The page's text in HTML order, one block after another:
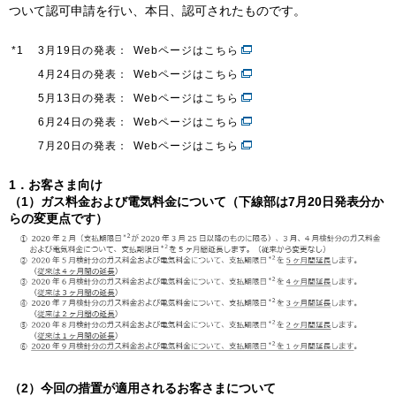
企業情報
ご家庭のお客さま
業務用・産業用のお客さま
IR情報
採用情報
プレスリリース
ついて認可申請を行い、本日、認可されたものです。
*1 3月19日の発表：
Webページはこちら
4月24日の発表：
Webページはこちら
5月13日の発表：
Webページはこちら
6月24日の発表：
Webページはこちら
7月20日の発表：
Webページはこちら
1．お客さま向け
（1）ガス料金および電気料金について（下線部は7月20日発表分か
らの変更点です）
（2）今回の措置が適用されるお客さまについて